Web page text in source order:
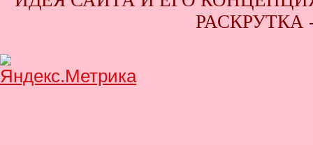
РАСКРУТКА -